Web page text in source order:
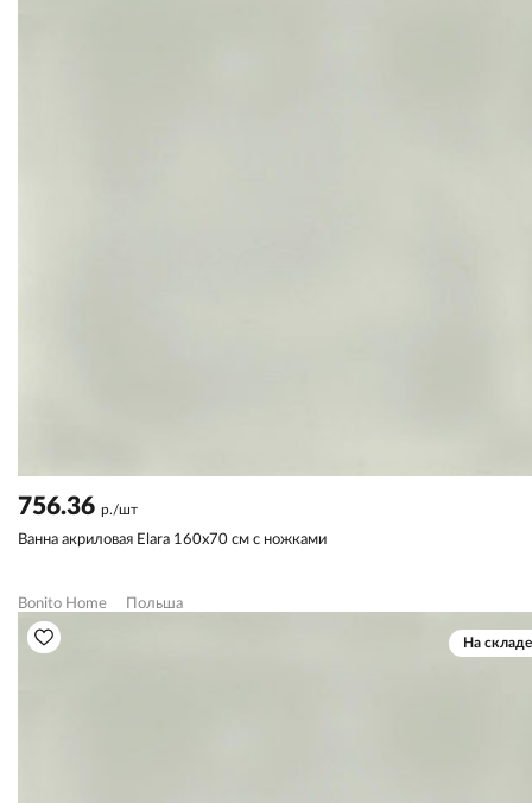
756.36 р./шт
Ванна акриловая Elara 160х70 см с ножками
Bonito Home Польша
На складе